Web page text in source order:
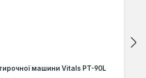
машини Vitals PT-90L